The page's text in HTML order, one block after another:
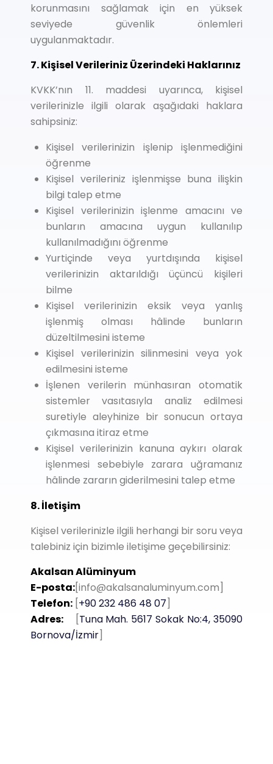
korunmasını sağlamak için en yüksek
seviyede güvenlik önlemleri
uygulanmaktadır.
7. Kişisel Verileriniz Üzerindeki Haklarınız
KVKK’nın 11. maddesi uyarınca, kişisel
verilerinizle ilgili olarak aşağıdaki haklara
sahipsiniz:
Kişisel verilerinizin işlenip işlenmediğini
öğrenme
Kişisel verileriniz işlenmişse buna ilişkin
bilgi talep etme
Kişisel verilerinizin işlenme amacını ve
bunların amacına uygun kullanılıp
kullanılmadığını öğrenme
Yurtiçinde veya yurtdışında kişisel
verilerinizin aktarıldığı üçüncü kişileri
bilme
Kişisel verilerinizin eksik veya yanlış
işlenmiş olması hâlinde bunların
düzeltilmesini isteme
Kişisel verilerinizin silinmesini veya yok
edilmesini isteme
İşlenen verilerin münhasıran otomatik
sistemler vasıtasıyla analiz edilmesi
suretiyle aleyhinize bir sonucun ortaya
çıkmasına itiraz etme
Kişisel verilerinizin kanuna aykırı olarak
işlenmesi sebebiyle zarara uğramanız
hâlinde zararın giderilmesini talep etme
8. İletişim
Kişisel verilerinizle ilgili herhangi bir soru veya
talebiniz için bizimle iletişime geçebilirsiniz:
Akalsan Alüminyum
E-posta:[info@akalsanaluminyum.com]
Telefon: [+90 232 486 48 07]
Adres: [Tuna Mah. 5617 Sokak No:4, 35090
Bornova/İzmir]